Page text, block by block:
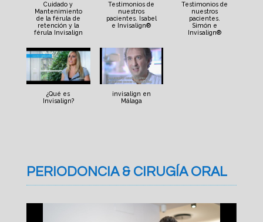
Cuidado y
Mantenimiento
de la férula de
retención y la
férula Invisalign
Testimonios de
nuestros
pacientes. Isabel
e Invisalign®
Testimonios de
nuestros
pacientes.
Simón e
Invisalign®
¿Qué es
Invisalign?
invisalign en
Málaga
PERIODONCIA & CIRUGÍA ORAL